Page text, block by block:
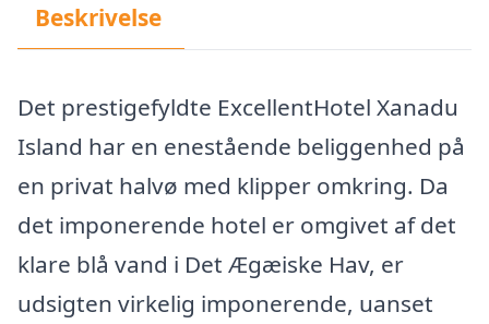
Beskrivelse
Det prestigefyldte ExcellentHotel Xanadu
Island har en enestående beliggenhed på
en privat halvø med klipper omkring. Da
det imponerende hotel er omgivet af det
klare blå vand i Det Ægæiske Hav, er
udsigten virkelig imponerende, uanset